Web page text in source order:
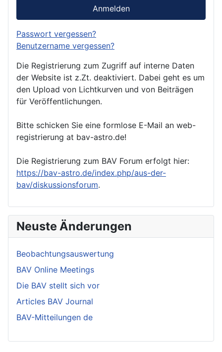
Anmelden
Passwort vergessen?
Benutzername vergessen?
Die Registrierung zum Zugriff auf interne Daten
der Website ist z.Zt. deaktiviert. Dabei geht es um
den Upload von Lichtkurven und von Beiträgen
für Veröffentlichungen.
Bitte schicken Sie eine formlose E-Mail an web-
registrierung at bav-astro.de!
Die Registrierung zum BAV Forum erfolgt hier:
https://bav-astro.de/index.php/aus-der-
bav/diskussionsforum.
Neuste Änderungen
Beobachtungsauswertung
BAV Online Meetings
Die BAV stellt sich vor
Articles BAV Journal
BAV-Mitteilungen de